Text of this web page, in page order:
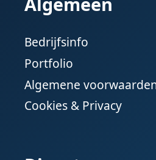
Bedrijfsinfo
Portfolio
Algemene
Cookies & Privacy